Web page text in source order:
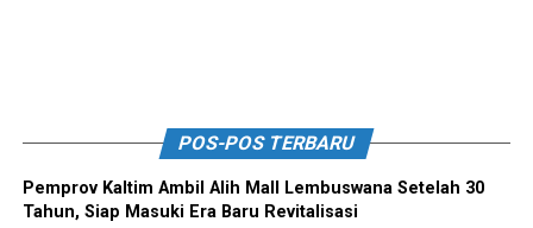
POS-POS TERBARU
Pemprov Kaltim Ambil Alih Mall Lembuswana Setelah 30
Tahun, Siap Masuki Era Baru Revitalisasi